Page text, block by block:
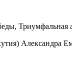
Триумфальная
Александра